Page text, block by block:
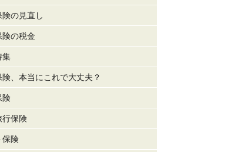
険の見直し
険の税金
集
険、本当にこれで大丈夫？
険
行保険
保険